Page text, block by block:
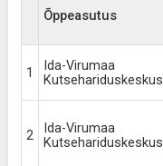
Õppeasutus
1
Ida-Virumaa
Kutsehariduskeskus
2
Ida-Virumaa
Kutsehariduskeskus